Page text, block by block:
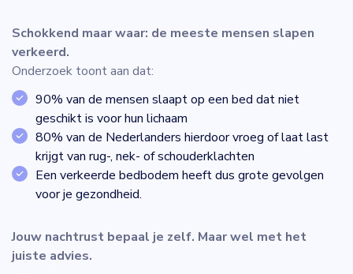
Schokkend maar waar: de meeste mensen slapen
verkeerd.
Onderzoek toont aan dat:
90% van de mensen slaapt op een bed dat niet
geschikt is voor hun lichaam
80% van de Nederlanders hierdoor vroeg of laat last
krijgt van rug-, nek- of schouderklachten
Een verkeerde bedbodem heeft dus grote gevolgen
voor je gezondheid.
Jouw nachtrust bepaal je zelf. Maar wel met het
juiste advies.